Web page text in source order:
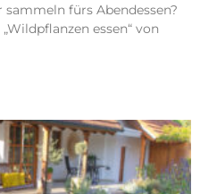
fürs Abendessen?
essen“ von